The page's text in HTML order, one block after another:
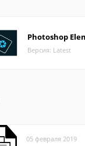
Photoshop
Версия: Latest
05 февраля 2019